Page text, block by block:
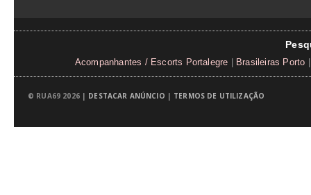
Acompanhantes / Escorts Portalegre Brasileiras Porto
© RUA69 2026 | DESTACAR ANÚNCIO | TERMOS DE UTILIZAÇÃO